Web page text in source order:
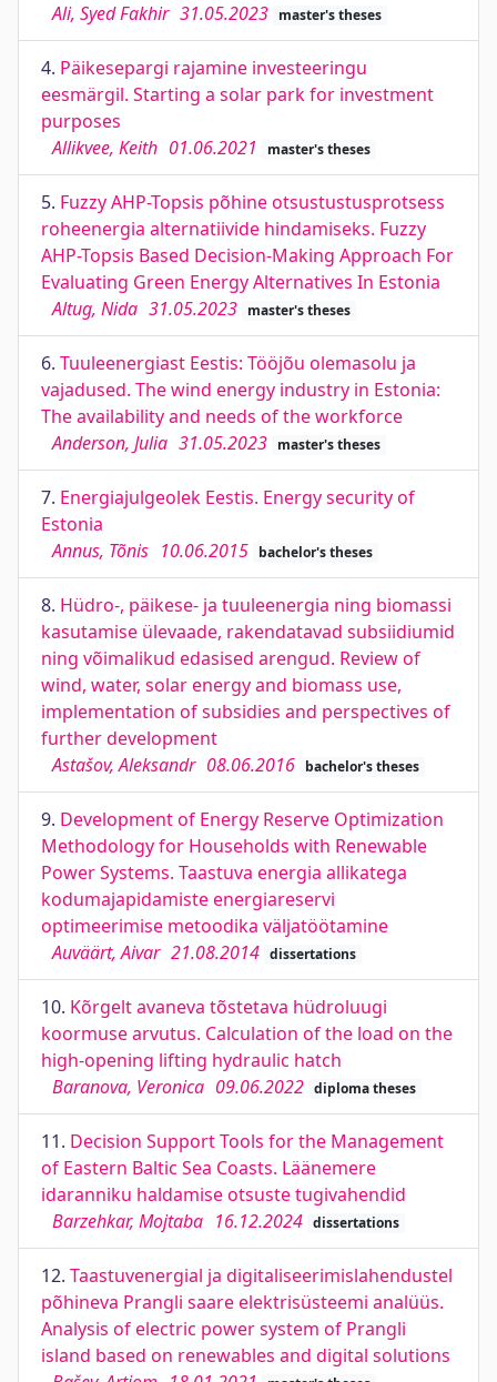
Ali, Syed Fakhir 31.05.2023 master's theses
4. Päikesepargi rajamine investeeringu
eesmärgil. Starting a solar park for investment
purposes
Allikvee, Keith 01.06.2021 master's theses
5. Fuzzy AHP-Topsis põhine otsustustusprotsess
roheenergia alternatiivide hindamiseks. Fuzzy
AHP-Topsis Based Decision-Making Approach For
Evaluating Green Energy Alternatives In Estonia
Altug, Nida 31.05.2023 master's theses
6. Tuuleenergiast Eestis: Tööjõu olemasolu ja
vajadused. The wind energy industry in Estonia:
The availability and needs of the workforce
Anderson, Julia 31.05.2023 master's theses
7. Energiajulgeolek Eestis. Energy security of
Estonia
Annus, Tõnis 10.06.2015 bachelor's theses
8. Hüdro-, päikese- ja tuuleenergia ning biomassi
kasutamise ülevaade, rakendatavad subsiidiumid
ning võimalikud edasised arengud. Review of
wind, water, solar energy and biomass use,
implementation of subsidies and perspectives of
further development
Astašov, Aleksandr 08.06.2016 bachelor's theses
9. Development of Energy Reserve Optimization
Methodology for Households with Renewable
Power Systems. Taastuva energia allikatega
kodumajapidamiste energiareservi
optimeerimise metoodika väljatöötamine
Auväärt, Aivar 21.08.2014 dissertations
10. Kõrgelt avaneva tõstetava hüdroluugi
koormuse arvutus. Calculation of the load on the
high-opening lifting hydraulic hatch
Baranova, Veronica 09.06.2022 diploma theses
11. Decision Support Tools for the Management
of Eastern Baltic Sea Coasts. Läänemere
idaranniku haldamise otsuste tugivahendid
Barzehkar, Mojtaba 16.12.2024 dissertations
12. Taastuvenergial ja digitaliseerimislahendustel
põhineva Prangli saare elektrisüsteemi analüüs.
Analysis of electric power system of Prangli
island based on renewables and digital solutions